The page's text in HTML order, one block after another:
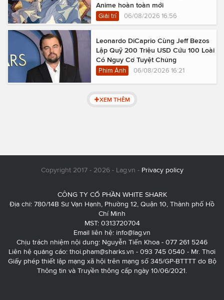
Anime hoàn toàn mới
Giải trí 06/08/2026 16:56
Leonardo DiCaprio Cùng Jeff Bezos
Lập Quỹ 200 Triệu USD Cứu 100 Loài
Có Nguy Cơ Tuyệt Chủng
Phim Ảnh 06/08/2026 16:21
XEM THÊM
Copyright 2017 - 2026 - Lag.vn - Privacy policy
CÔNG TY CỔ PHẦN WHITE SHARK
Địa chỉ: 780/14B Sư Vạn Hạnh, Phường 12, Quận 10, Thành phố Hồ
Chí Minh
MST: 0313720704
Email liên hệ: info@lag.vn
Chịu trách nhiệm nội dung: Nguyễn Tiến Khoa - 077 261 5246
Liên hệ quảng cáo: thoi.pham@sharks.vn - 093 745 0540 - Mr. Thơi
Giấy phép thiết lập mạng xã hội trên mạng số 345/GP-BTTTT do Bộ
Thông tin và Truyền thông cấp ngày 10/06/2021.